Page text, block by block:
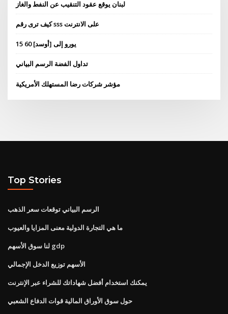
لبنان يوقع عقود التنقيب عن النفط والغاز
كيف ترى رقم sss على الانترنت
15 60 يورو إلى [أوسد]
تداول الفضة الرسم البياني
مؤشر شركات رضا المستهلك الأمريكية
Top Stories
الرسم البياني توقعات سعر الذهب
ما هي التجارة الدولية معنى المزايا والعيوب
لنا سوق الأسهم gdp
الأسهم توزيع الدخل الإجمالي
يمكنك استخدام أفضل شهاداتك للشراء عبر الإنترنت
حول سوق الأوراق المالية قوات الدفاع الشعبي